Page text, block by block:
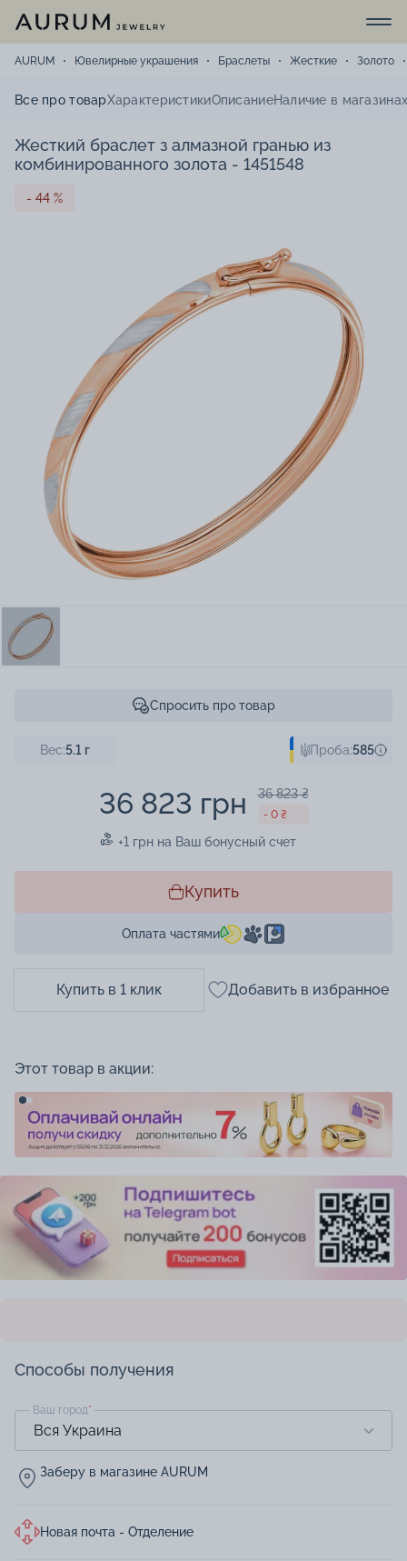
AURUM Ювелирные украшения Браслеты Жесткие Золото
Все про товарХарактеристикиОписаниеНаличие в
Жесткий браслет з алмазной гранью из
комбинированного золота - 1451548
- 44 %
Спросить про товар
Вес:5.1 г Проба:585
36 823 грн 36 823 ₴
- 0 ₴
+1 грн на Ваш бонусный счет
Купить
Оплата частями
Купить в 1 клик Добавить в избранное
Этот товар в акции:
Способы получения
Ваш город*
Заберу в магазине AURUM
Новая почта - Отделение